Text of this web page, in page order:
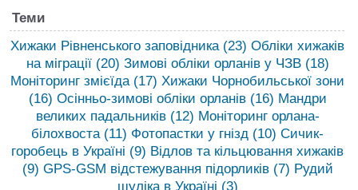
Теми
Хижаки Рівненського заповідника (23) Обліки хижаків
на міграції(20) Зимові обліки орланів у ЧЗВ(18)
Моніторинг змієїда (17) Хижаки Чорнобильської зони
(16) Осінньо-зимові обліки орланів(16) Мандри
великих падальників(12) Моніторинг орлана-
білохвоста (11) Фотопастки у гнізд (10) Сичик-
горобець в Україні (9) Відлов та кільцювання хижаків
(9) GPS-GSM відстежування підорликів(7) Рудий
шуліка в Україні (3)